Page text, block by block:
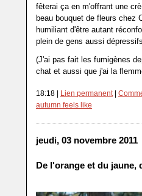
fêterai ça en m'offrant une
beau bouquet de fleurs chez
humiliant d'être autant
plein de gens aussi
(J'ai pas fait les fumigènes
chat et aussi que j'ai la
18:18 | Lien permanent |
autumn feels like
jeudi, 03 novembre 2011
De l'orange et du jaune,